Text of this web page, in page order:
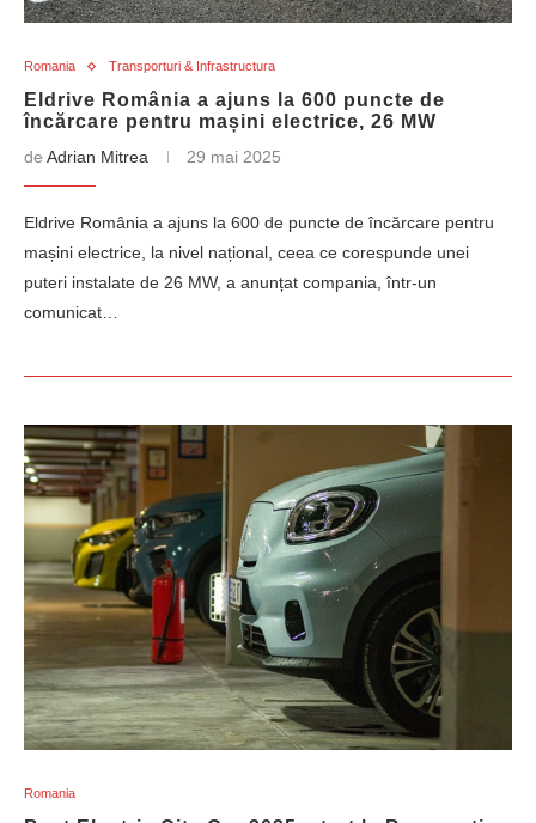
Romania Transporturi & Infrastructura
Eldrive România a ajuns la 600 puncte de
încărcare pentru mașini electrice, 26 MW
de Adrian Mitrea 29 mai 2025
Eldrive România a ajuns la 600 de puncte de încărcare pentru
mașini electrice, la nivel național, ceea ce corespunde unei
puteri instalate de 26 MW, a anunțat compania, într-un
comunicat…
Romania